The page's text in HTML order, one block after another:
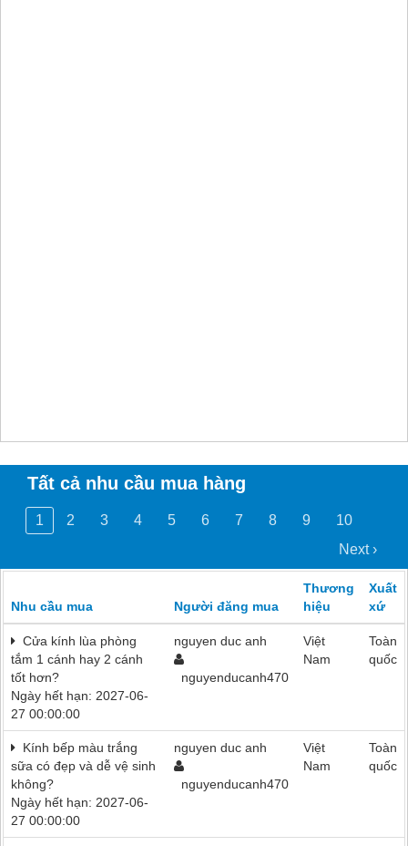
Tất cả nhu cầu mua hàng
1 2 3 4 5 6 7 8 9
10
Next ›
Nhu cầu mua Người đăng mua
Thương
hiệu
Xuất
xứ
Cửa kính lùa phòng
tắm 1 cánh hay 2 cánh
tốt hơn?
Ngày hết hạn: 2027-06-
27 00:00:00
nguyen duc anh
nguyenducanh470
Việt
Nam
Toàn
quốc
Kính bếp màu trắng
sữa có đẹp và dễ vệ sinh
không?
Ngày hết hạn: 2027-06-
27 00:00:00
nguyen duc anh
nguyenducanh470
Việt
Nam
Toàn
quốc